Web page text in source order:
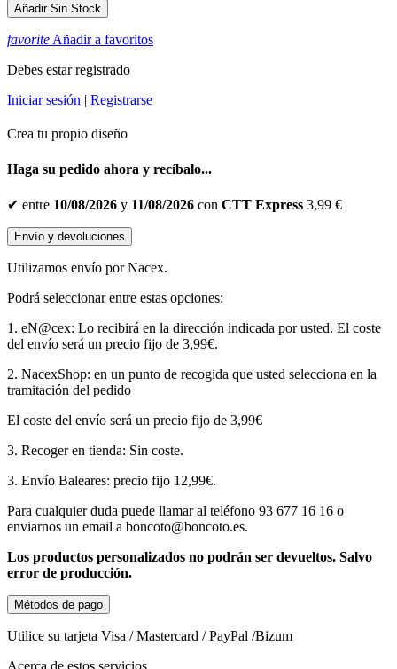
Añadir Sin Stock
favorite Añadir a favoritos
Debes estar registrado
Iniciar sesión | Registrarse
Crea tu propio diseño
Haga su pedido ahora y recíbalo...
✔ entre 10/08/2026 y 11/08/2026 con CTT Express 3,99 €
Envío y devoluciones
Utilizamos envío por Nacex.
Podrá seleccionar entre estas opciones:
1. eN@cex: Lo recibirá en la dirección indicada por usted. El coste
del envío será un precio fijo de 3,99€.
2. NacexShop: en un punto de recogida que usted selecciona en la
tramitación del pedido
El coste del envío será un precio fijo de 3,99€
3. Recoger en tienda: Sin coste.
3. Envío Baleares: precio fijo 12,99€.
Para cualquier duda puede llamar al teléfono 93 677 16 16 o
enviarnos un email a boncoto@boncoto.es.
Los productos personalizados no podrán ser devueltos. Salvo
error de producción.
Métodos de pago
Utilice su tarjeta Visa / Mastercard / PayPal /Bizum
Acerca de estos servicios